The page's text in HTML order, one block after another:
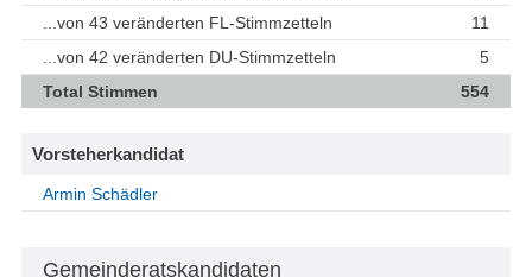
...von 43 veränderten FL-Stimmzetteln
11
...von 42 veränderten DU-Stimmzetteln
5
Total Stimmen
554
Vorsteherkandidat
Armin Schädler
Gemeinderatskandidaten